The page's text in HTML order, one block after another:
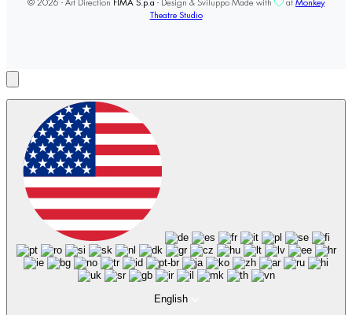
© 2026 - Art Direction FIMA S.p.a - Design & Sviluppo Made with at Monkey
Theatre Studio
English